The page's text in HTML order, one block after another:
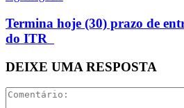
Termina hoje (30) prazo de
do ITR
DEIXE UMA RESPOSTA